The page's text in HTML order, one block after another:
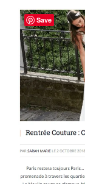
Save